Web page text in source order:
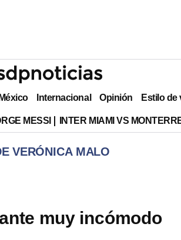
México Internacional Opinión Estilo de
MESSI INTER MIAMI VS
VERÓNICA MALO
muy incómodo